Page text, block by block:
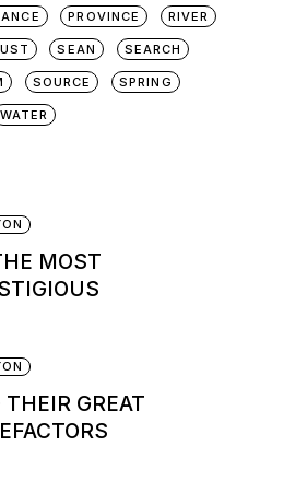
PROVINCE RIVER
SEAN SEARCH
SOURCE SPRING
WATER
MOST
GREAT